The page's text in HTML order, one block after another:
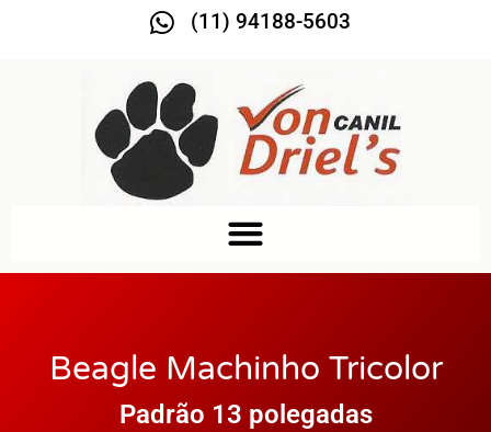
(11) 94188-5603
Beagle Machinho Tricolor
Padrão 13 polegadas